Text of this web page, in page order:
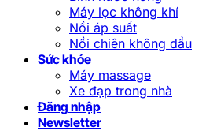
Máy lọc không khí
Nồi áp suất
Nồi chiên không dầu
Sức khỏe
Máy massage
Xe đạp trong nhà
Đăng nhập
Newsletter